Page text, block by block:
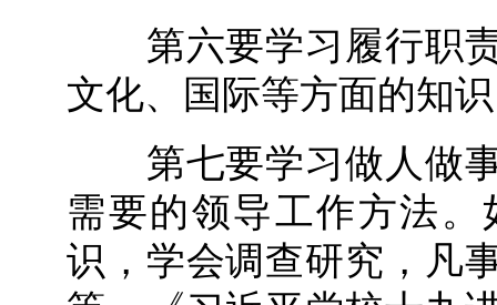
第六要学习履行职责
文化、国际等方面的知
第七要学习做人做事
需要的领导工作方法
识，学会调查研究，凡